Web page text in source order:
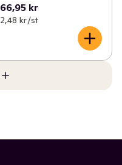
66,95 kr
2,48 kr /st